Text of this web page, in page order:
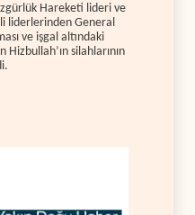
Hareketi lideri ve
liderlerinden General
ve işgal altındaki
Hizbullah’ın silahlarının